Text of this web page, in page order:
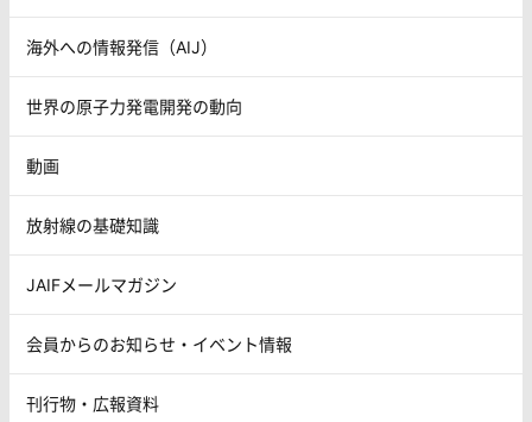
海外への情報発信（AIJ）
世界の原子力発電開発の動向
動画
放射線の基礎知識
JAIFメールマガジン
会員からのお知らせ・イベント情報
刊行物・広報資料